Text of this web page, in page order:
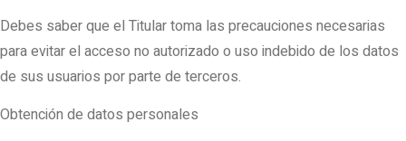
Debes saber que el Titular toma las precauciones necesarias
para evitar el acceso no autorizado o uso indebido de los datos
de sus usuarios por parte de terceros.
Obtención de datos personales